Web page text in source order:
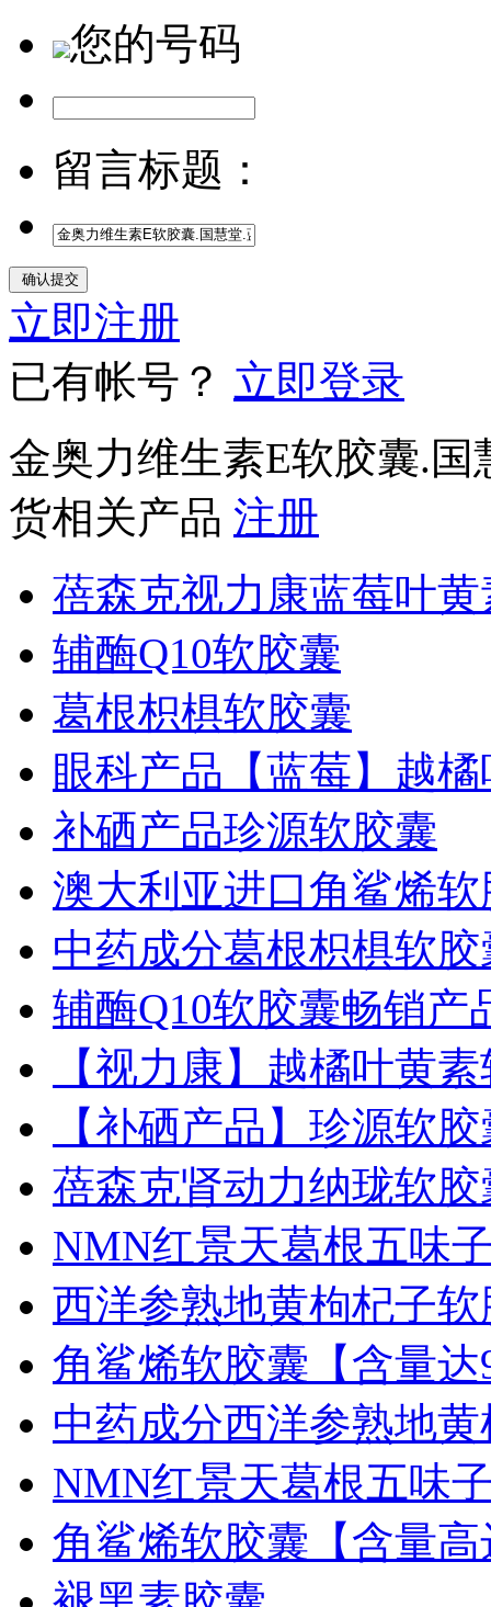
您的号码
留言标题：
立即注册
已有帐号？ 立即登录
金奥力维生素E软胶囊.
货相关产品 注册
蓓森克视力康蓝莓叶
辅酶Q10软胶囊
葛根枳椇软胶囊
眼科产品【蓝莓】越
补硒产品珍源软胶囊
澳大利亚进口角鲨烯软
中药成分葛根枳椇软胶
辅酶Q10软胶囊畅销产
【视力康】越橘叶黄
【补硒产品】珍源软
蓓森克肾动力纳珑软胶
NMN红景天葛根五味
西洋参熟地黄枸杞子软
角鲨烯软胶囊【含量达
中药成分西洋参熟地
NMN红景天葛根五味
角鲨烯软胶囊【含量